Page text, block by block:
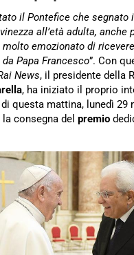
il Pontefice che segnato
all’età adulta, anche
molto emozionato di
Papa Francesco”. Con
News, il presidente della
, ha iniziato il proprio
questa mattina, lunedì 29
consegna del premio